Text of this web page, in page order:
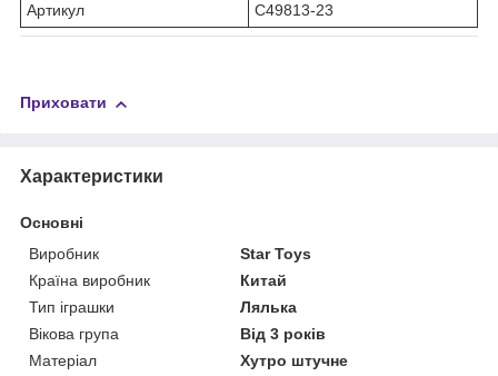
Артикул
C49813-23
Приховати
Характеристики
Основні
Виробник
Star Toys
Країна виробник
Китай
Тип іграшки
Лялька
Вікова група
Від 3 років
Матеріал
Хутро штучне